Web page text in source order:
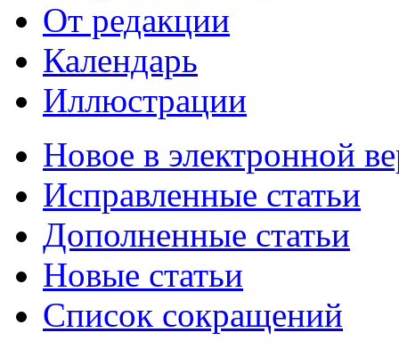
От редакции
Календарь
Иллюстрации
Новое в электронной
Исправленные статьи
Дополненные статьи
Новые статьи
Список сокращений